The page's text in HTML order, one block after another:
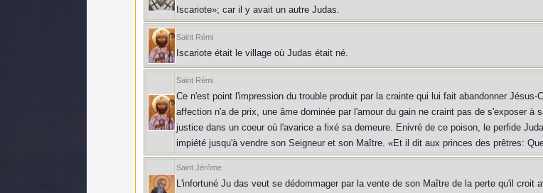
Iscariote»; car il y avait un autre Judas.
Saint Rémi
Iscariote était le village où Judas était né.
Saint Rémi
Ce n'est point l'impression du trouble produit par la crainte qui lui fait abandonner
affection n'a de prix, une âme dominée par l'amour du gain ne craint pas de s'exposer
justice dans un coeur où l'avarice a fixé sa demeure. Enivré de ce poison, le perfide
impiété jusqu'à vendre son Seigneur et son Maître. «Et il dit aux princes des prêtres:
Saint Jérôme
L'infortuné Ju das veut se dédommager par la vente de son Maître de la perte qu'il